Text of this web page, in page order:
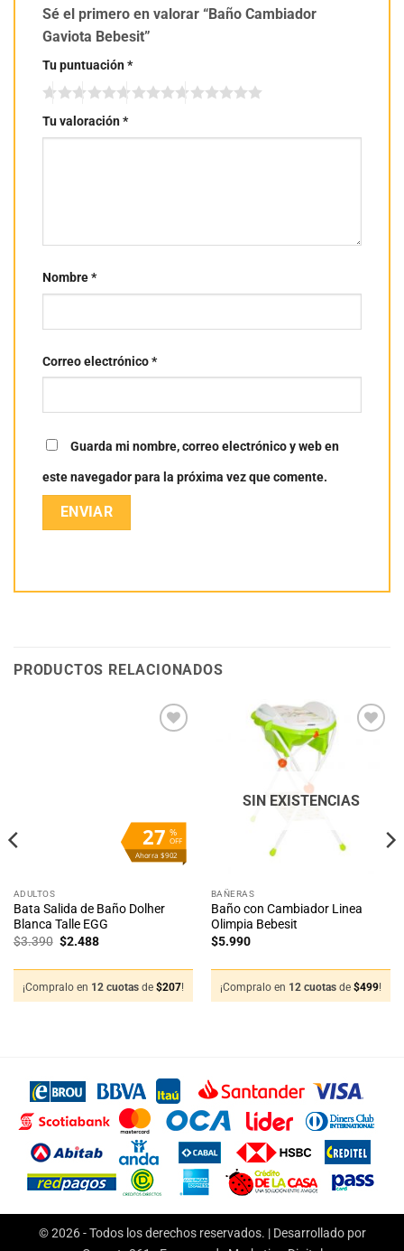
Sé el primero en valorar “Baño Cambiador
Gaviota Bebesit”
Tu puntuación*
Tu valoración*
Nombre*
Correo electrónico*
Guarda mi nombre, correo electrónico y web en
este navegador para la próxima vez que comente.
PRODUCTOS RELACIONADOS
%
OFF
27
Ahorra $902
ADULTOS
Bata Salida de Baño Dolher
Blanca Talle EGG
$3.390 El
$3.390.
$2.488El
$2.488.
¡Compralo en 12 cuotas de $207!
deseos
SIN EXISTENCIAS
BAÑERAS
Baño con Cambiador Linea
Olimpia Bebesit
$5.990
¡Compralo en 12 cuotas de $499!
© 2026 - Todos los derechos reservados. | Desarrollado por